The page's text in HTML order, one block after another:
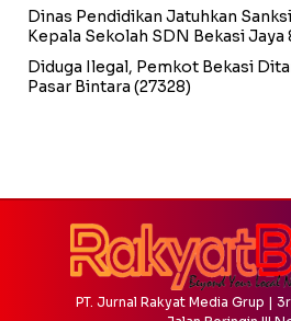
Dinas Pendidikan Jatuhkan
Kepala Sekolah SDN Bekasi Jaya
Diduga Ilegal, Pemkot Bekasi
Pasar Bintara (27328)
PT. Jurnal Rakyat Media Grup |